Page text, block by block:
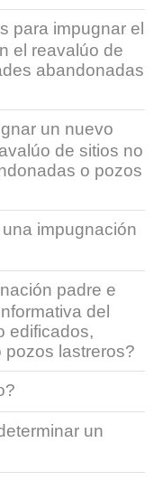
para impugnar el
el reavalúo de
abandonadas
un nuevo
de sitios no
o pozos
impugnación
padre e
del
edificados,
lastreros?
un